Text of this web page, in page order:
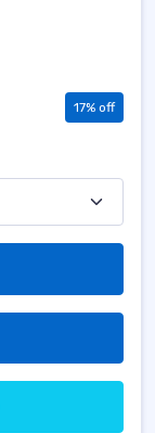
17% off